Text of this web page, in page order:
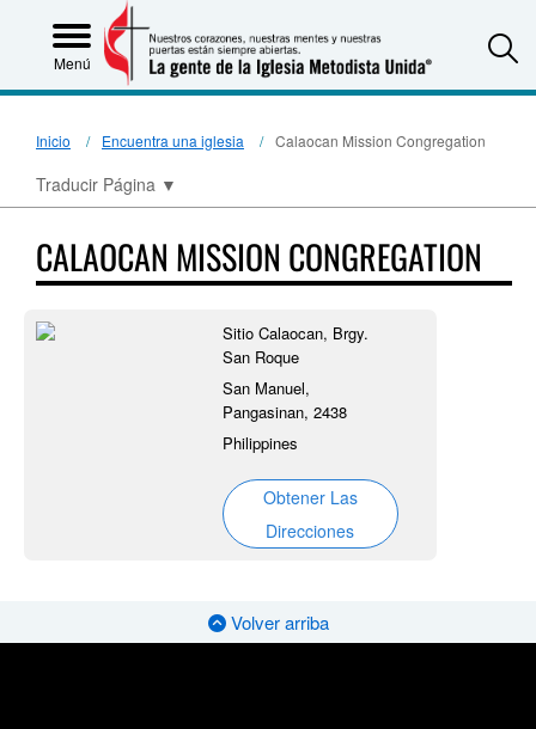
Menú
Inicio Encuentra una iglesia Calaocan Mission Congregation
Traducir Página ▼
CALAOCAN MISSION CONGREGATION
Sitio Calaocan, Brgy.
San Roque
San Manuel,
Pangasinan, 2438
Philippines
Obtener Las
Direcciones
Volver arriba